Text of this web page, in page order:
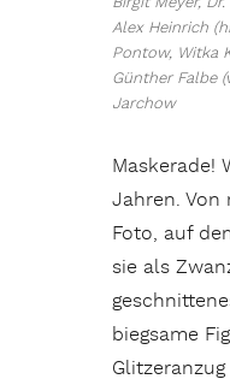
Alex Heinrich
Pontow, Witka
Günther Falbe
Jarchow
Maskerade!
Jahren. Von
Foto, auf
sie als
biegsame